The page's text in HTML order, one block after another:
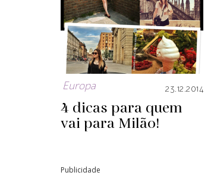
Europa 23.12.2014
4 dicas para quem
vai para Milão!
Publicidade